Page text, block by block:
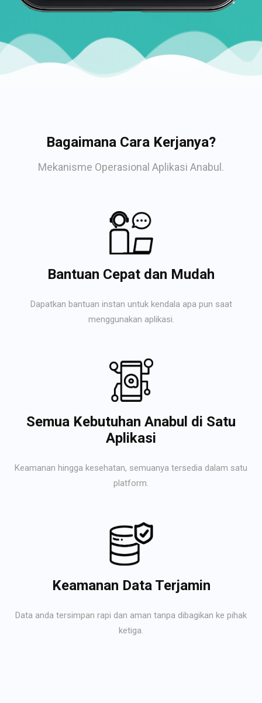
Bagaimana Cara Kerjanya?
Mekanisme Operasional Aplikasi Anabul.
Bantuan Cepat dan Mudah
Dapatkan bantuan instan untuk kendala apa pun saat
menggunakan aplikasi.
Semua Kebutuhan Anabul di Satu
Aplikasi
Keamanan hingga kesehatan, semuanya tersedia dalam satu
platform.
Keamanan Data Terjamin
Data anda tersimpan rapi dan aman tanpa dibagikan ke pihak
ketiga.